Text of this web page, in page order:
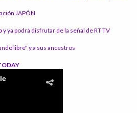
JAPÓN
y ya podrá disfrutar de la señal de RT TV
libre" y a sus ancestros